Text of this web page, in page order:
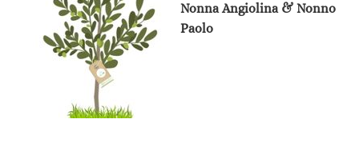
Nonna Angiolina & Nonno
Paolo